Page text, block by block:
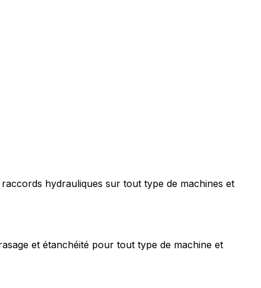
hydrauliques sur tout type de machines et
et étanchéité pour tout type de machine et